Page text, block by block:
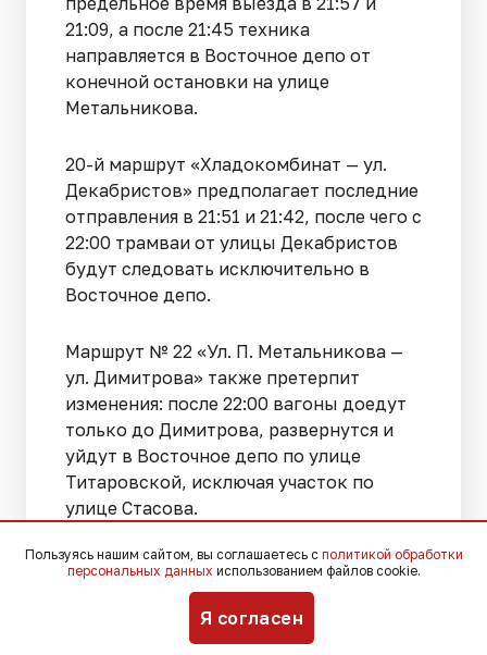
21:09, а после 21:45 техника
направляется в Восточное депо от
конечной остановки на улице
Метальникова.
20-й маршрут «Хладокомбинат — ул.
Декабристов» предполагает последние
отправления в 21:51 и 21:42, после чего с
22:00 трамваи от улицы Декабристов
будут следовать исключительно в
Восточное депо.
Маршрут № 22 «Ул. П. Метальникова —
ул. Димитрова» также претерпит
изменения: после 22:00 вагоны доедут
только до Димитрова, развернутся и
уйдут в Восточное депо по улице
Титаровской, исключая участок по
улице Стасова.
Актуальную информацию о работе
городского электротранспорта можно
получить по телефону диспетчерской
службы КТТУ: 8 (861) 262-51-15,
Пользуясь нашим сайтом, вы соглашаетесь с политикой обработки
персональных данных использованием файлов cookie.
Я согласен